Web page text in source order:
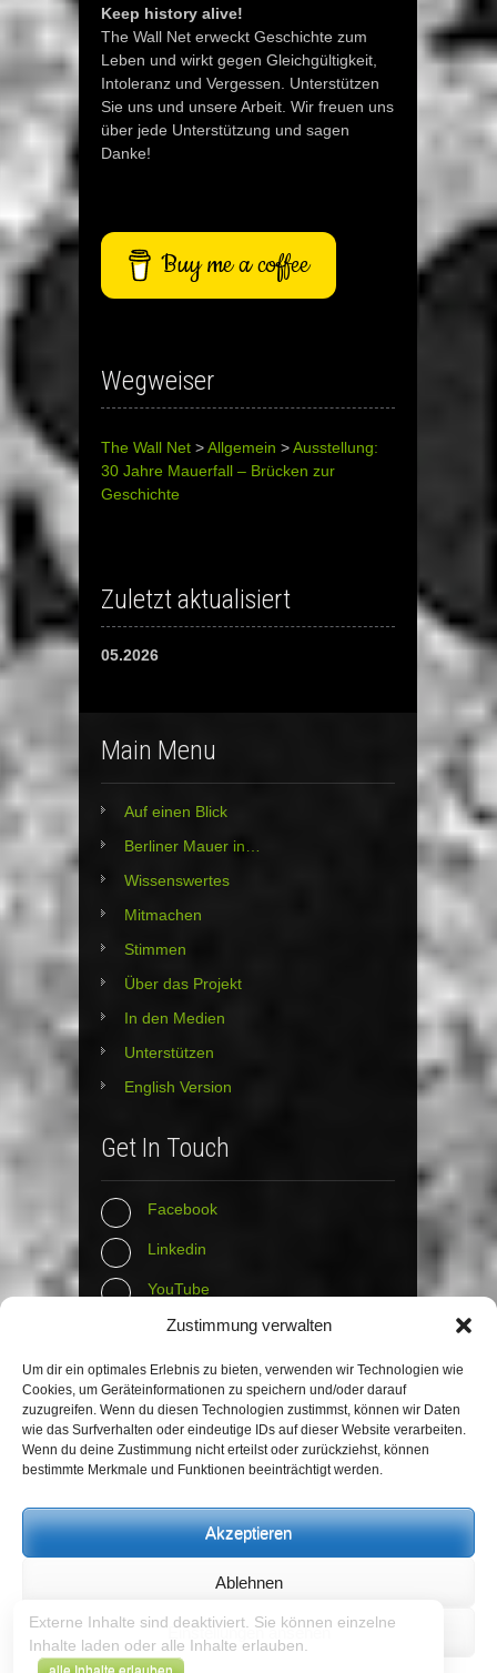
Zustimmung verwalten
Um dir ein optimales Erlebnis zu bieten, verwenden wir Technologien wie
Cookies, um Geräteinformationen zu speichern und/oder darauf
zuzugreifen. Wenn du diesen Technologien zustimmst, können wir Daten
wie das Surfverhalten oder eindeutige IDs auf dieser Website verarbeiten.
Wenn du deine Zustimmung nicht erteilst oder zurückziehst, können
bestimmte Merkmale und Funktionen beeinträchtigt werden.
Akzeptieren
Ablehnen
Einstellungen ansehen
Keep history alive!
The Wall Net erweckt Geschichte zum
Leben und wirkt gegen Gleichgültigkeit,
Intoleranz und Vergessen. Unterstützen
Sie uns und unsere Arbeit. Wir freuen uns
über jede Unterstützung und sagen
Danke!
Buy me a coffee
Wegweiser
The Wall Net >Allgemein >Ausstellung:
30 Jahre Mauerfall – Brücken zur
Geschichte
Zuletzt aktualisiert
05.2026
Main Menu
Auf einen Blick
Berliner Mauer in…
Wissenswertes
Mitmachen
Stimmen
Über das Projekt
In den Medien
Unterstützen
English Version
Get In Touch
Facebook
Linkedin
YouTube
Instagram
Tumblr
Contact Info
Email : info@the-wall-net.org
except where otherwise quoted.
Datenschutz|Impressum|
Externe Inhalte sind deaktiviert. Sie können einzelne
Inhalte laden oder alle Inhalte erlauben.